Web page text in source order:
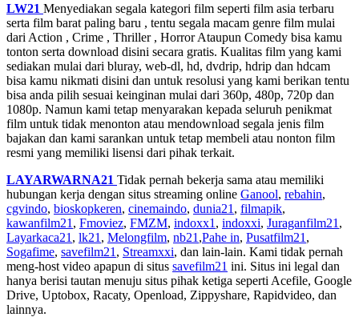
LW21 Menyediakan segala kategori film seperti film asia terbaru
serta film barat paling baru , tentu segala macam genre film mulai
dari Action , Crime , Thriller , Horror Ataupun Comedy bisa kamu
tonton serta download disini secara gratis. Kualitas film yang kami
sediakan mulai dari bluray, web-dl, hd, dvdrip, hdrip dan hdcam
bisa kamu nikmati disini dan untuk resolusi yang kami berikan tentu
bisa anda pilih sesuai keinginan mulai dari 360p, 480p, 720p dan
1080p. Namun kami tetap menyarakan kepada seluruh penikmat
film untuk tidak menonton atau mendownload segala jenis film
bajakan dan kami sarankan untuk tetap membeli atau nonton film
resmi yang memiliki lisensi dari pihak terkait.
LAYARWARNA21 Tidak pernah bekerja sama atau memiliki
hubungan kerja dengan situs streaming online Ganool, rebahin,
cgvindo, bioskopkeren, cinemaindo, dunia21 , filmapik,
kawanfilm21 , Fmoviez, FMZM, indoxx1 , indoxxi, Juraganfilm21 ,
Layarkaca21 , lk21 , Melongfilm, nb21 ,Pahe in, Pusatfilm21 ,
Sogafime, savefilm21 , Streamxxi, dan lain-lain. Kami tidak pernah
meng-host video apapun di situs savefilm21 ini. Situs ini legal dan
hanya berisi tautan menuju situs pihak ketiga seperti Acefile, Google
Drive, Uptobox, Racaty, Openload, Zippyshare, Rapidvideo, dan
lainnya.